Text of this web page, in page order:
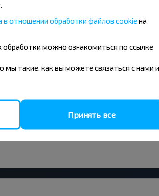
в отношении обработки файлов cookie на
обработки можно ознакомиться по ссылке
мы такие, как вы можете связаться с нами и
Принять все